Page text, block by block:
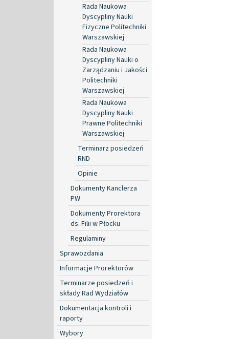
Rada Naukowa
Dyscypliny Nauki
Fizyczne Politechniki
Warszawskiej
Rada Naukowa
Dyscypliny Nauki o
Zarządzaniu i Jakości
Politechniki
Warszawskiej
Rada Naukowa
Dyscypliny Nauki
Prawne Politechniki
Warszawskiej
Terminarz posiedzeń
RND
Opinie
Dokumenty Kanclerza
PW
Dokumenty Prorektora
ds. Filii w Płocku
Regulaminy
Sprawozdania
Informacje Prorektorów
Terminarze posiedzeń i
składy Rad Wydziałów
Dokumentacja kontroli i
raporty
Wybory